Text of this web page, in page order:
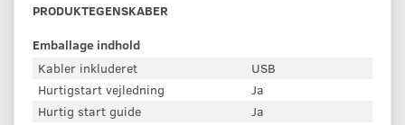
PRODUKTEGENSKABER
Emballage indhold
Kabler inkluderet
USB
Hurtigstart vejledning
Ja
Hurtig start guide
Ja